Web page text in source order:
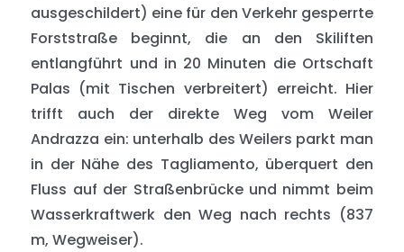
ausgeschildert) eine für den Verkehr gesperrte
Forststraße beginnt, die an den Skiliften
entlangführt und in 20 Minuten die Ortschaft
Palas (mit Tischen verbreitert) erreicht. Hier
trifft auch der direkte Weg vom Weiler
Andrazza ein: unterhalb des Weilers parkt man
in der Nähe des Tagliamento, überquert den
Fluss auf der Straßenbrücke und nimmt beim
Wasserkraftwerk den Weg nach rechts (837
m, Wegweiser).